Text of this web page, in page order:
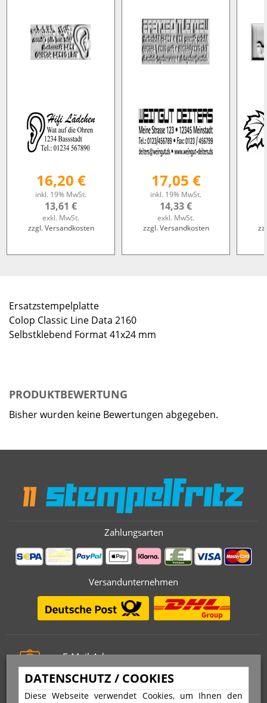
DATENSCHUTZ / COOKIES
Diese Webseite verwendet Cookies, um Ihnen den
16,20 €
inkl. 19% MwSt.
13,61 €
exkl. MwSt.
zzgl. Versandkosten
17,05 €
inkl. 19% MwSt.
14,33 €
exkl. MwSt.
zzgl. Versandkosten
Ersatzstempelplatte
Colop Classic Line Data 2160
Selbstklebend Format 41x24 mm
PRODUKTBEWERTUNG
Bisher wurden keine Bewertungen abgegeben.
Zahlungsarten
Versandunternehmen
E-Mail-Adresse
info@stempelfritz.de
Telefon